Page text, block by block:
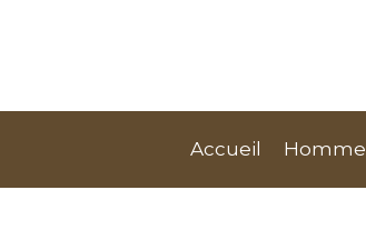
Accueil Homme